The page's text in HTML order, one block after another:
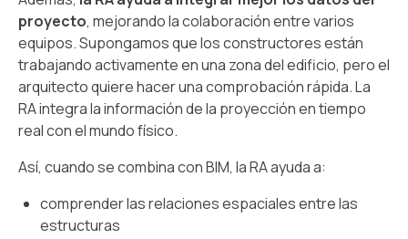
proyecto, mejorando la colaboración entre varios
equipos. Supongamos que los constructores están
trabajando activamente en una zona del edificio, pero el
arquitecto quiere hacer una comprobación rápida. La
RA integra la información de la proyección en tiempo
real con el mundo físico.
Así, cuando se combina con BIM, la RA ayuda a:
comprender las relaciones espaciales entre las
estructuras